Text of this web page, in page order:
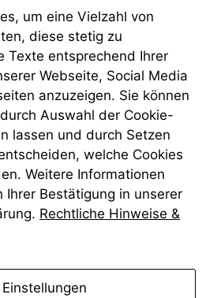
um eine Vielzahl von
diese stetig zu
Texte entsprechend Ihrer
Webseite, Social Media
anzuzeigen. Sie können
Auswahl der Cookie-
lassen und durch Setzen
welche Cookies
Weitere Informationen
Ihrer Bestätigung in unserer
Rechtliche Hinweise &
Einstellungen
Funktionalität
Einige
Funktionen auf
dieser Website
sind optional.
Wenn Sie
diese Option
deaktivieren,
kann die
Website nicht
zu 100%